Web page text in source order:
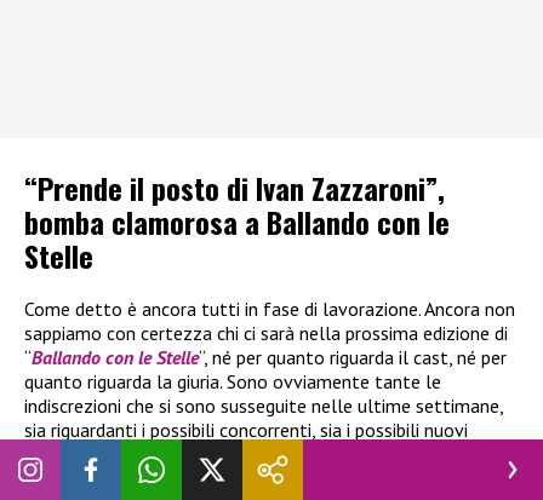
“Prende il posto di Ivan Zazzaroni”,
bomba clamorosa a Ballando con le
Stelle
Come detto è ancora tutti in fase di lavorazione. Ancora non
sappiamo con certezza chi ci sarà nella prossima edizione di
“Ballando con le Stelle“, né per quanto riguarda il cast, né per
quanto riguarda la giuria. Sono ovviamente tante le
indiscrezioni che si sono susseguite nelle ultime settimane,
sia riguardanti i possibili concorrenti, sia i possibili nuovi
giurati. L’ultima riguarda il giornalista
potrebbe essere sostituito daAdriano Panatta